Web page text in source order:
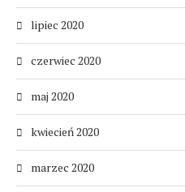
lipiec 2020
czerwiec 2020
maj 2020
kwiecień 2020
marzec 2020